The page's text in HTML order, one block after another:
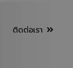
ติดต่อเรา